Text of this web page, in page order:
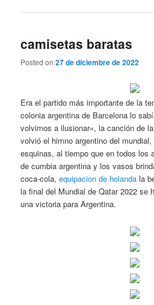
camisetas baratas
Posted on27 de diciembre de 2022
Era el partido más importante de la
colonia argentina de Barcelona lo
volvimos a ilusionar«, la canción de
volvió el himno argentino del
esquinas, al tiempo que en todos los
de cumbia argentina y los vasos
coca-cola,equipacion de holanda la
la final del Mundial de Qatar 2022 se
una victoria para Argentina.